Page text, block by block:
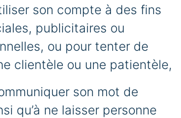
son compte à des fins
publicitaires ou
ou pour tenter de
clientèle ou une patientèle,
son mot de
qu’à ne laisser personne